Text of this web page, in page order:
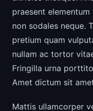
praesent
non sodales neque.
pretium quam
nullam ac tortor
Fringilla urna
Amet dictum sit
Mattis ullamcorper